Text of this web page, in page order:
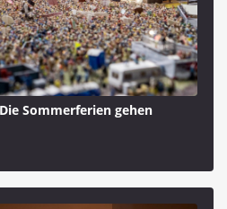
Sommerferien gehen